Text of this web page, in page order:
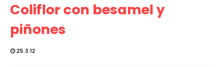
Coliflor con besamel y
piñones
25.3.12